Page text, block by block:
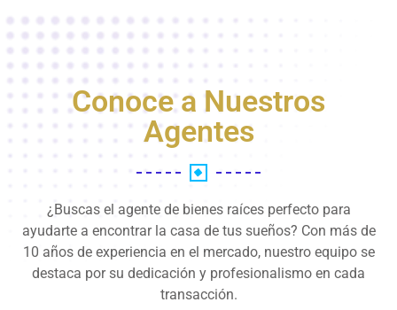
Conoce a Nuestros
Agentes
¿Buscas el agente de bienes raíces perfecto para
ayudarte a encontrar la casa de tus sueños? Con más de
10 años de experiencia en el mercado, nuestro equipo se
destaca por su dedicación y profesionalismo en cada
transacción.